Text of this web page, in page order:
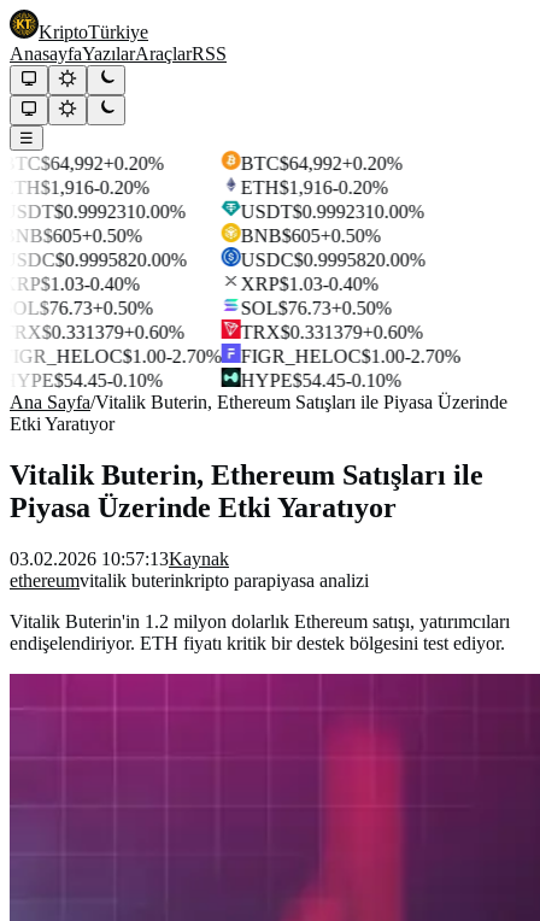
KriptoTürkiye
AnasayfaYazılarAraçlarRSS
☰
BTC$64,992+0.20%
ETH$1,916-0.20%
USDT$0.9992310.00%
BNB$605+0.50%
USDC$0.9995820.00%
XRP$1.03-0.40%
SOL$76.73+0.50%
TRX$0.331379+0.60%
FIGR_HELOC$1.00-2.70%
HYPE$54.45-0.10%
BTC$64,992+0.20%
ETH$1,916-0.20%
USDT$0.9992310.00%
BNB$605+0.50%
USDC$0.9995820.00%
XRP$1.03-0.40%
SOL$76.73+0.50%
TRX$0.331379+0.60%
FIGR_HELOC$1.00-2.70%
HYPE$54.45-0.10%
Ana Sayfa/Vitalik Buterin, Ethereum Satışları ile Piyasa Üzerinde
Etki Yaratıyor
Vitalik Buterin, Ethereum Satışları ile
Piyasa Üzerinde Etki Yaratıyor
03.02.2026 10:57:13Kaynak
ethereumvitalik buterinkripto parapiyasa analizi
Vitalik Buterin'in 1.2 milyon dolarlık Ethereum satışı, yatırımcıları
endişelendiriyor. ETH fiyatı kritik bir destek bölgesini test ediyor.